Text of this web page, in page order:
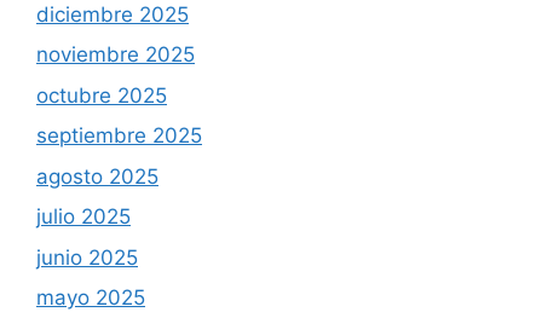
diciembre 2025
noviembre 2025
octubre 2025
septiembre 2025
agosto 2025
julio 2025
junio 2025
mayo 2025